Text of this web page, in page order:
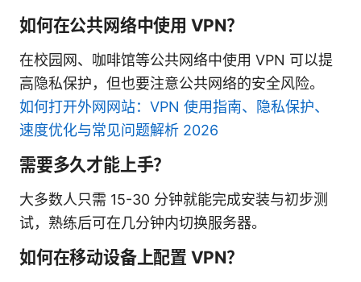
如何在公共网络中使用 VPN？
在校园网、咖啡馆等公共网络中使用 VPN 可以提
高隐私保护，但也要注意公共网络的安全风险。
如何打开外网网站：VPN 使用指南、隐私保护、
速度优化与常见问题解析 2026
需要多久才能上手？
大多数人只需 15-30 分钟就能完成安装与初步测
试，熟练后可在几分钟内切换服务器。
如何在移动设备上配置 VPN？